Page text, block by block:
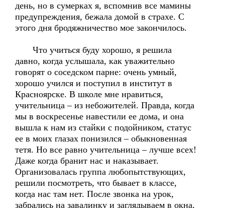
день, но в сумерках я, вспомнив все мамины
предупреждения, бежала домой в страхе. С
этого дня бродяжничество мое закончилось.
Что учиться буду хорошо, я решила
давно, когда услышала, как уважительно
говорят о соседском парне: очень умный,
хорошо учился и поступил в институт в
Красноярске. В школе мне нравиться,
учительница – из небожителей. Правда, когда
мы в воскресенье навестили ее дома, и она
вышла к нам из стайки с подойником, статус
ее в моих глазах понизился – обыкновенная
тетя. Но все равно учительница – лучше всех!
Даже когда бранит нас и наказывает.
Организовалась группа любопытствующих,
решили посмотреть, что бывает в классе,
когда нас там нет. После звонка на урок,
забрались на завалинку и заглядываем в окна,